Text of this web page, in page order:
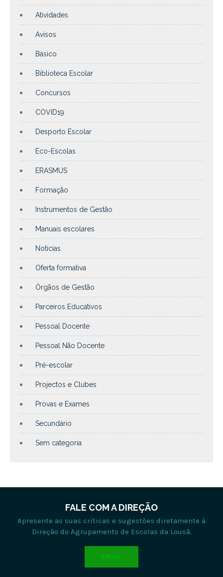
Atividades
Avisos
Básico
Biblioteca Escolar
Concursos
COVID19
Desporto Escolar
Eco-Escolas
ERASMUS
Formação
Instrumentos de Gestão
Manuais escolares
Notícias
Oferta formativa
Órgãos de Gestão
Parceiros Educativos
Pessoal Docente
Pessoal Não Docente
Pré-escolar
Projectos e Clubes
Provas e Exames
Secundário
Sem categoria
FALE COM A DIREÇÃO
Apresente as suas críticas e sugestões diretamente à
Direção do Agrupamento de Escolas da Lousã.
EMAIL